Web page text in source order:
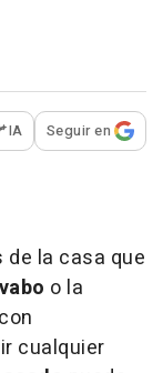
para
IA Seguir en
la casa que
o la
cualquier